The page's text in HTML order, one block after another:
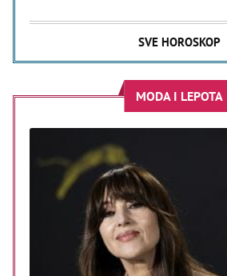
SVE HOROSKOP
MODA I LEPOTA